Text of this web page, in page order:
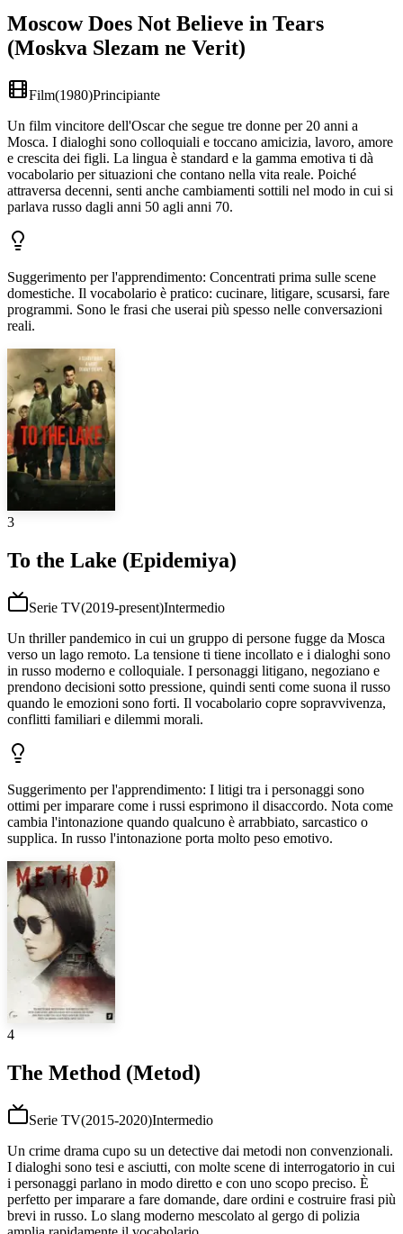
Moscow Does Not Believe in Tears
(Moskva Slezam ne Verit)
Film(1980)Principiante
Un film vincitore dell'Oscar che segue tre donne per 20 anni a
Mosca. I dialoghi sono colloquiali e toccano amicizia, lavoro, amore
e crescita dei figli. La lingua è standard e la gamma emotiva ti dà
vocabolario per situazioni che contano nella vita reale. Poiché
attraversa decenni, senti anche cambiamenti sottili nel modo in cui si
parlava russo dagli anni 50 agli anni 70.
Suggerimento per l'apprendimento: Concentrati prima sulle scene
domestiche. Il vocabolario è pratico: cucinare, litigare, scusarsi, fare
programmi. Sono le frasi che userai più spesso nelle conversazioni
reali.
3
To the Lake (Epidemiya)
Serie TV(2019-present)Intermedio
Un thriller pandemico in cui un gruppo di persone fugge da Mosca
verso un lago remoto. La tensione ti tiene incollato e i dialoghi sono
in russo moderno e colloquiale. I personaggi litigano, negoziano e
prendono decisioni sotto pressione, quindi senti come suona il russo
quando le emozioni sono forti. Il vocabolario copre sopravvivenza,
conflitti familiari e dilemmi morali.
Suggerimento per l'apprendimento: I litigi tra i personaggi sono
ottimi per imparare come i russi esprimono il disaccordo. Nota come
cambia l'intonazione quando qualcuno è arrabbiato, sarcastico o
supplica. In russo l'intonazione porta molto peso emotivo.
4
The Method (Metod)
Serie TV(2015-2020)Intermedio
Un crime drama cupo su un detective dai metodi non convenzionali.
I dialoghi sono tesi e asciutti, con molte scene di interrogatorio in cui
i personaggi parlano in modo diretto e con uno scopo preciso. È
perfetto per imparare a fare domande, dare ordini e costruire frasi più
brevi in russo. Lo slang moderno mescolato al gergo di polizia